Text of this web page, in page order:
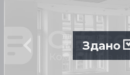
Здано